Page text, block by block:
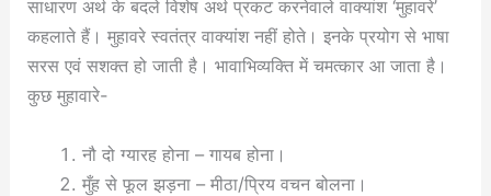
साधारण अर्थ के बदले विशेष अर्थ प्रकट करनेवाले वाक्यांश ‘मुहावरे’
कहलाते हैं। मुहावरे स्वतंत्र वाक्यांश नहीं होते। इनके प्रयोग से भाषा
सरस एवं सशक्त हो जाती है। भावाभिव्यक्ति में चमत्कार आ जाता है।
कुछ मुहावारे-
नौ दो ग्यारह होना – गायब होना।
मुँह से फूल झड़ना – मीठा/प्रिय वचन बोलना।